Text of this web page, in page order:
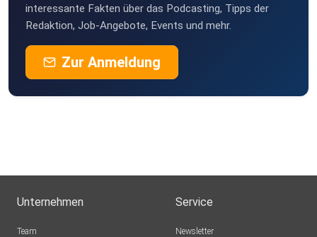
interessante Fakten über das Podcasting, Tipps der
Redaktion, Job-Angebote, Events und mehr.
Zur Anmeldung
Unternehmen
Team
Service
Newsletter